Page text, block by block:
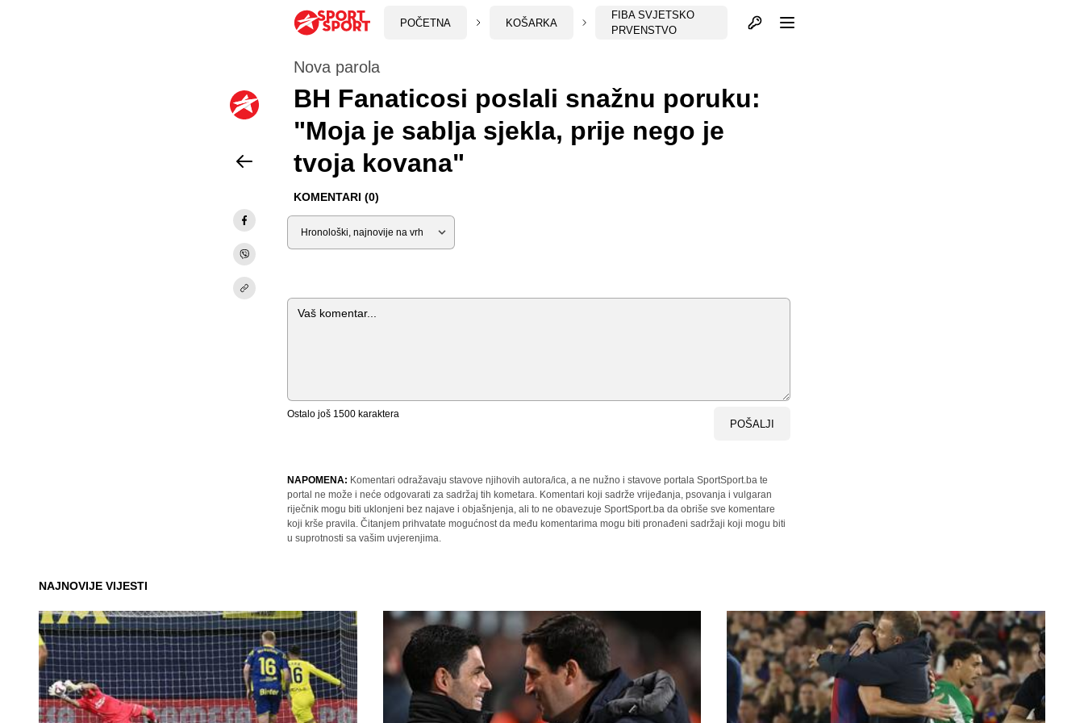
POČETNA KOŠARKA
FIBA SVJETSKO
PRVENSTVO
Otvori profil
Nova parola
BH Fanaticosi poslali snažnu poruku:
"Moja je sablja sjekla, prije nego je
tvoja kovana"
KOMENTARI (0)
Sortiraj
Komentar
Ostalo još 1500 karaktera
POŠALJI
NAPOMENA: Komentari odražavaju stavove njihovih autora/ica, a ne nužno i stavove portala SportSport.ba te
portal ne može i neće odgovarati za sadržaj tih kometara. Komentari koji sadrže vrijeđanja, psovanja i vulgaran
riječnik mogu biti uklonjeni bez najave i objašnjenja, ali to ne obavezuje SportSport.ba da obriše sve komentare
koji krše pravila. Čitanjem prihvatate mogućnost da među komentarima mogu biti pronađeni sadržaji koji mogu biti
u suprotnosti sa vašim uvjerenjima.
NAJNOVIJE VIJESTI